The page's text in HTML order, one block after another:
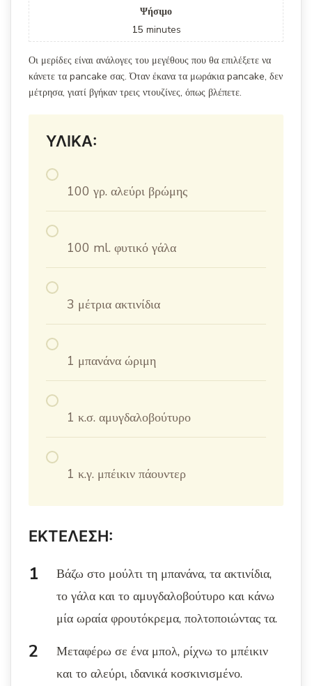
Ψήσιμο
15 minutes
Οι μερίδες είναι ανάλογες του μεγέθους που θα επιλέξετε να
κάνετε τα pancake σας. Όταν έκανα τα μωράκια pancake, δεν
μέτρησα, γιατί βγήκαν τρεις ντουζίνες, όπως βλέπετε.
ΥΛΙΚΑ:
100 γρ. αλεύρι βρώμης
100 ml. φυτικό γάλα
3 μέτρια ακτινίδια
1 μπανάνα ώριμη
1 κ.σ. αμυγδαλοβούτυρο
1 κ.γ. μπέικιν πάουντερ
ΕΚΤΕΛΕΣΗ:
Βάζω στο μούλτι τη μπανάνα, τα ακτινίδια,
το γάλα και το αμυγδαλοβούτυρο και κάνω
μία ωραία φρουτόκρεμα, πολτοποιώντας τα.
Μεταφέρω σε ένα μπολ, ρίχνω το μπέικιν
και το αλεύρι, ιδανικά κοσκινισμένο.